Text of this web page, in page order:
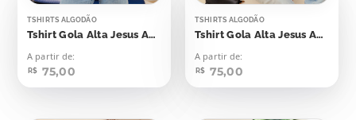
TSHIRTS ALGODÃO
Tshirt Gola Alta Jesus Aplicação
A partir de:
R$ 75,00
TSHIRTS ALGODÃO
Tshirt Gola Alta Jesus Aplicação
A partir de:
R$ 75,00